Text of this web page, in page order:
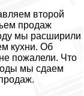
второй
продаж
мы расширили
кухни. Об
пожалели. Что
мы сдаем